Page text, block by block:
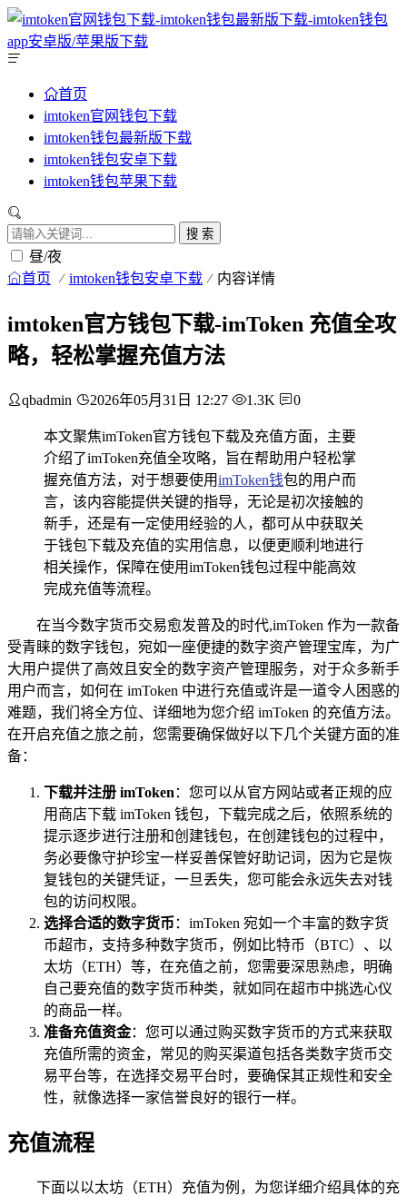
首页
imtoken官网钱包下载
imtoken钱包最新版下载
imtoken钱包安卓下载
imtoken钱包苹果下载
搜 索
昼/夜
首页 imtoken钱包安卓下载 内容详情
imtoken官方钱包下载-imToken 充值全攻
略，轻松掌握充值方法
qbadmin 2026年05月31日 12:27 1.3K 0
本文聚焦imToken官方钱包下载及充值方面，主要
介绍了imToken充值全攻略，旨在帮助用户轻松掌
握充值方法，对于想要使用imToken钱包的用户而
言，该内容能提供关键的指导，无论是初次接触的
新手，还是有一定使用经验的人，都可从中获取关
于钱包下载及充值的实用信息，以便更顺利地进行
相关操作，保障在使用imToken钱包过程中能高效
完成充值等流程。
在当今数字货币交易愈发普及的时代,imToken 作为一款备
受青睐的数字钱包，宛如一座便捷的数字资产管理宝库，为广
大用户提供了高效且安全的数字资产管理服务，对于众多新手
用户而言，如何在 imToken 中进行充值或许是一道令人困惑的
难题，我们将全方位、详细地为您介绍 imToken 的充值方法。
在开启充值之旅之前，您需要确保做好以下几个关键方面的准
备：
下载并注册 imToken ：您可以从官方网站或者正规的应
用商店下载 imToken 钱包，下载完成之后，依照系统的
提示逐步进行注册和创建钱包，在创建钱包的过程中，
务必要像守护珍宝一样妥善保管好助记词，因为它是恢
复钱包的关键凭证，一旦丢失，您可能会永远失去对钱
包的访问权限。
选择合适的数字货币 ：imToken 宛如一个丰富的数字货
币超市，支持多种数字货币，例如比特币（BTC）、以
太坊（ETH）等，在充值之前，您需要深思熟虑，明确
自己要充值的数字货币种类，就如同在超市中挑选心仪
的商品一样。
准备充值资金：您可以通过购买数字货币的方式来获取
充值所需的资金，常见的购买渠道包括各类数字货币交
易平台等，在选择交易平台时，要确保其正规性和安全
性，就像选择一家信誉良好的银行一样。
充值流程
下面以以太坊（ETH）充值为例，为您详细介绍具体的充